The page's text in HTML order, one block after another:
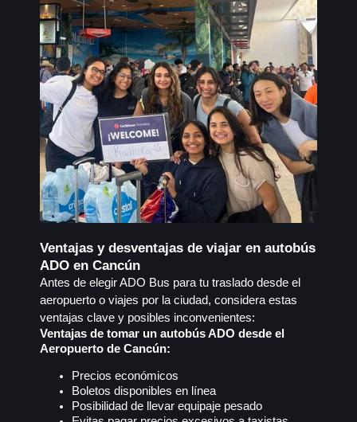
Ventajas y desventajas de viajar en autobús
ADO en Cancún
Antes de elegir ADO Bus para tu traslado desde el
aeropuerto o viajes por la ciudad, considera estas
ventajas clave y posibles inconvenientes:
Ventajas de tomar un autobús ADO desde el
Aeropuerto de Cancún:
Precios económicos
Boletos disponibles en línea
Posibilidad de llevar equipaje pesado